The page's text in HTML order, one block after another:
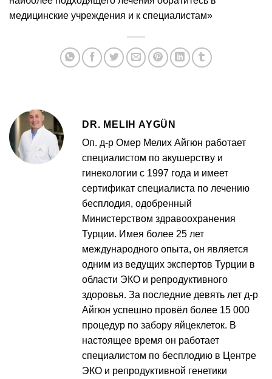
медицинские учреждения и к специалистам»
DR. MELIH AYGÜN
Оп. д-р Омер Мелих Айгюн работает
специалистом по акушерству и
гинекологии с 1997 года и имеет
сертификат специалиста по лечению
бесплодия, одобренный
Министерством здравоохранения
Турции. Имея более 25 лет
международного опыта, он является
одним из ведущих экспертов Турции в
области ЭКО и репродуктивного
здоровья. За последние девять лет д-р
Айгюн успешно провёл более 15 000
процедур по забору яйцеклеток. В
настоящее время он работает
специалистом по бесплодию в Центре
ЭКО и репродуктивной генетики